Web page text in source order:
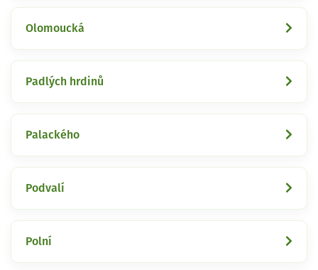
Olomoucká
Padlých hrdinů
Palackého
Podvalí
Polní